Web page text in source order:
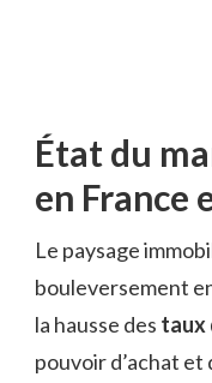
État du
en France
Le paysage
bouleversement
la hausse des taux
pouvoir d’achat